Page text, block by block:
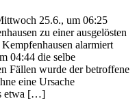
25.6., um 06:25
zu einer ausgelösten
alarmiert
04:44 die selbe
Fällen wurde der betroffene
eine Ursache
etwa […]